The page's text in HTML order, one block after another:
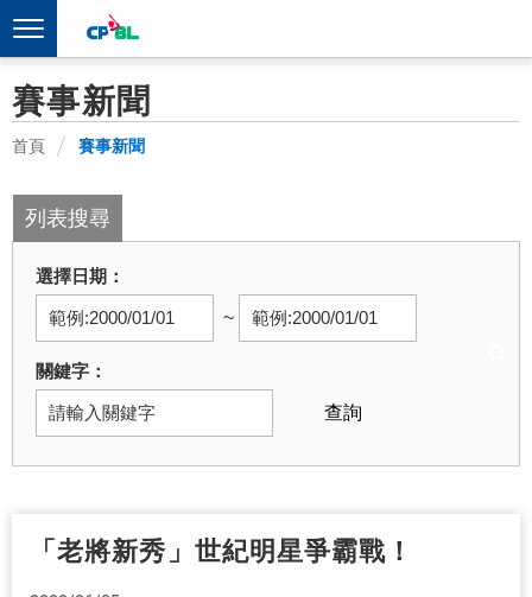
賽事新聞
首頁 賽事新聞
列表搜尋
選擇日期
~
關鍵字
「老將新秀」世紀明星爭霸戰！